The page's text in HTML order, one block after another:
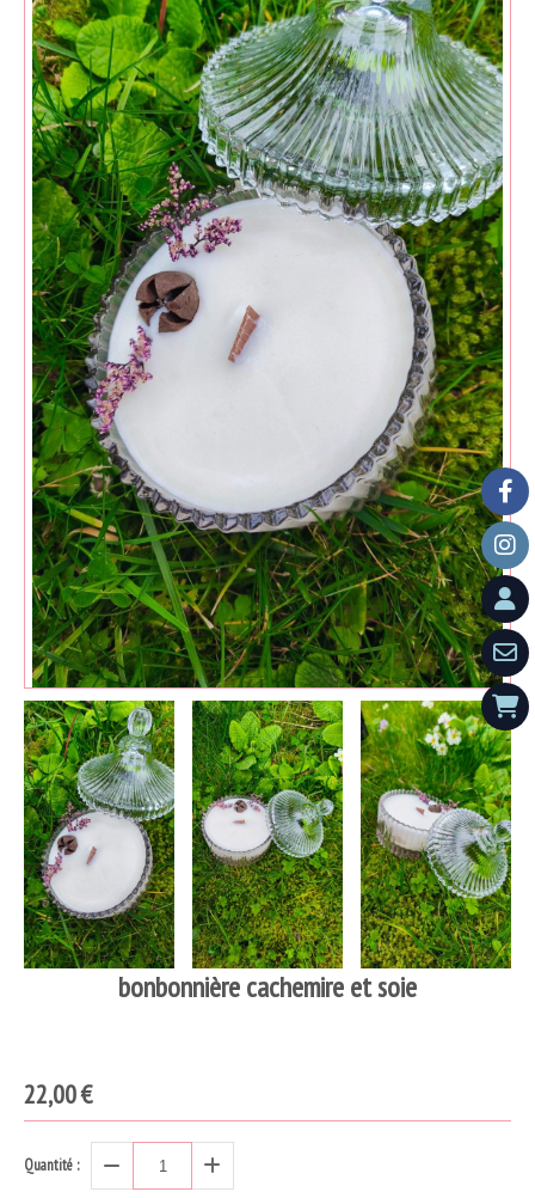
bonbonnière cachemire et soie
22,00€
Quantité :